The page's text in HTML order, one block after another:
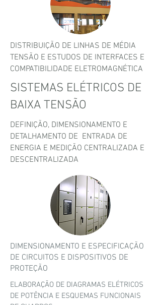
DISTRIBUIÇÃO DE LINHAS DE MÉDIA
TENSÃO E ESTUDOS DE INTERFACES E
COMPATIBILIDADE ELETROMAGNÉTICA
SISTEMAS ELÉTRICOS DE
BAIXA TENSÃO
DEFINIÇÃO, DIMENSIONAMENTO E
DETALHAMENTO DE ENTRADA DE
ENERGIA E MEDIÇÃO CENTRALIZADA E
DESCENTRALIZADA
DIMENSIONAMENTO E ESPECIFICAÇÃO
DE CIRCUITOS E DISPOSITIVOS DE
PROTEÇÃO
ELABORAÇÃO DE DIAGRAMAS ELÉTRICOS
DE POTÊNCIA E ESQUEMAS FUNCIONAIS